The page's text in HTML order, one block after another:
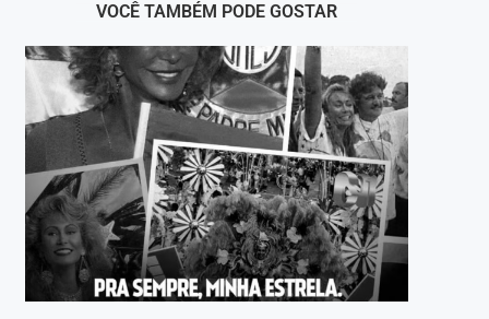
VOCÊ TAMBÉM PODE GOSTAR